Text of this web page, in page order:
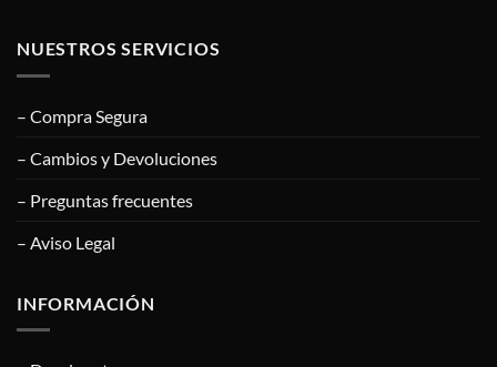
NUESTROS SERVICIOS
– Compra Segura
– Cambios y Devoluciones
– Preguntas frecuentes
– Aviso Legal
INFORMACIÓN